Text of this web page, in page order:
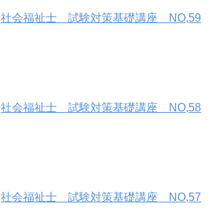
社会福祉士 試験対策基礎講座 NO,59
社会福祉士 試験対策基礎講座 NO,58
社会福祉士 試験対策基礎講座 NO,57